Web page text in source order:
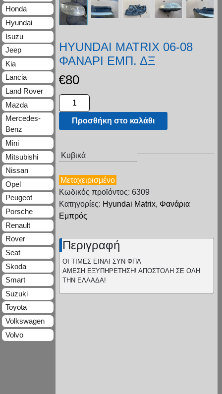
HYUNDAI MATRIX 06-08
ΦΑΝΑΡΙ ΕΜΠ. ΔΞ
€80
Προσθήκη στο καλάθι
Κυβικά
Μεταχειρισμένο
Κωδικός προϊόντος: 6309
Κατηγορίες: Hyundai Matrix, Φανάρια
Εμπρός
Περιγραφή
ΟΙ ΤΙΜΕΣ ΕΙΝΑΙ ΣΥΝ ΦΠΑ
ΑΜΕΣΗ ΕΞΥΠΗΡΕΤΗΣΗ! ΑΠΟΣΤΟΛΗ ΣΕ ΟΛΗ
ΤΗΝ ΕΛΛΑΔΑ!
Honda
Hyundai
Isuzu
Jeep
Kia
Lancia
Land Rover
Mazda
Mercedes-
Benz
Mini
Mitsubishi
Nissan
Opel
Peugeot
Porsche
Renault
Rover
Seat
Skoda
Smart
Suzuki
Toyota
Volkswagen
Volvo